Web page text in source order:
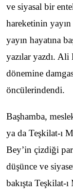
ve siyasal bir
hareketinin
yayın hayatına
yazılar yazdı.
dönemine
öncülerindendi.
Başhamba,
ya da Teşkilat-ı
Bey’in çizdiği
düşünce ve
bakışta Teşkilat-